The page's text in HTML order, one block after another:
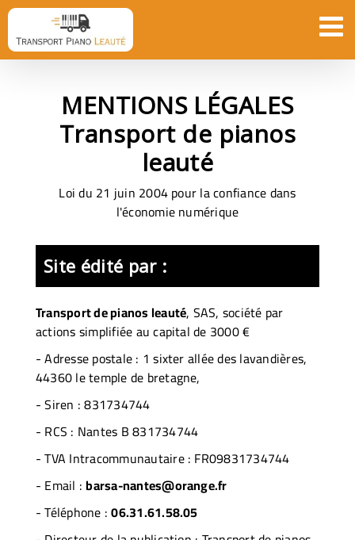
Passer
contenu
MENTIONS LÉGALES
Transport de pianos
leauté
Loi du 21 juin 2004 pour la confiance dans
l'économie numérique
Site édité par :
Transport de pianos leauté, SAS, société par
actions simplifiéeau capital de 3000 €
- Adresse postale : 1 sixter allée des lavandières,
44360 le temple de bretagne,
- Siren :831734744
- RCS : Nantes B 831734744
- TVA Intracommunautaire : FR09831734744
- Email :barsa-nantes@orange.fr
- Téléphone :06.31.61.58.05